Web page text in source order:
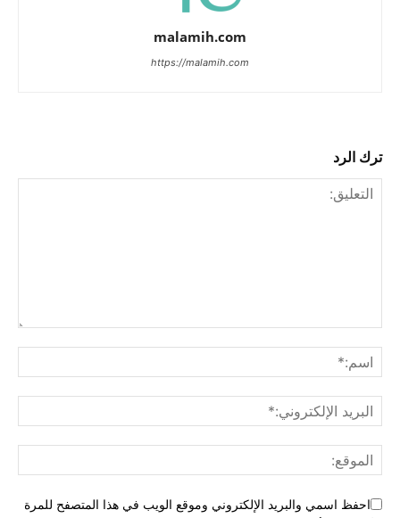
malamih.com
https://malamih.com
ترك الرد
احفظ اسمي والبريد الإلكتروني وموقع الويب في هذا المتصفح للمرة